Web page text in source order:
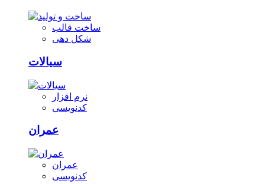
ساخت قالب
شکل دهی
سیالات
نرم افزار
کدنویسی
عمران
عمران
کدنویسی